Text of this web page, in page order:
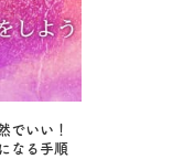
でいい！
なる手順